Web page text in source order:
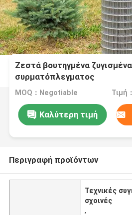
Ζεστά βουτηγμένα
συρματόπλεγματος
MOQ：Negotiable
Καλύτερη τιμή
Περιγραφή προϊόντων
Τεχνικές
σχοινές
,